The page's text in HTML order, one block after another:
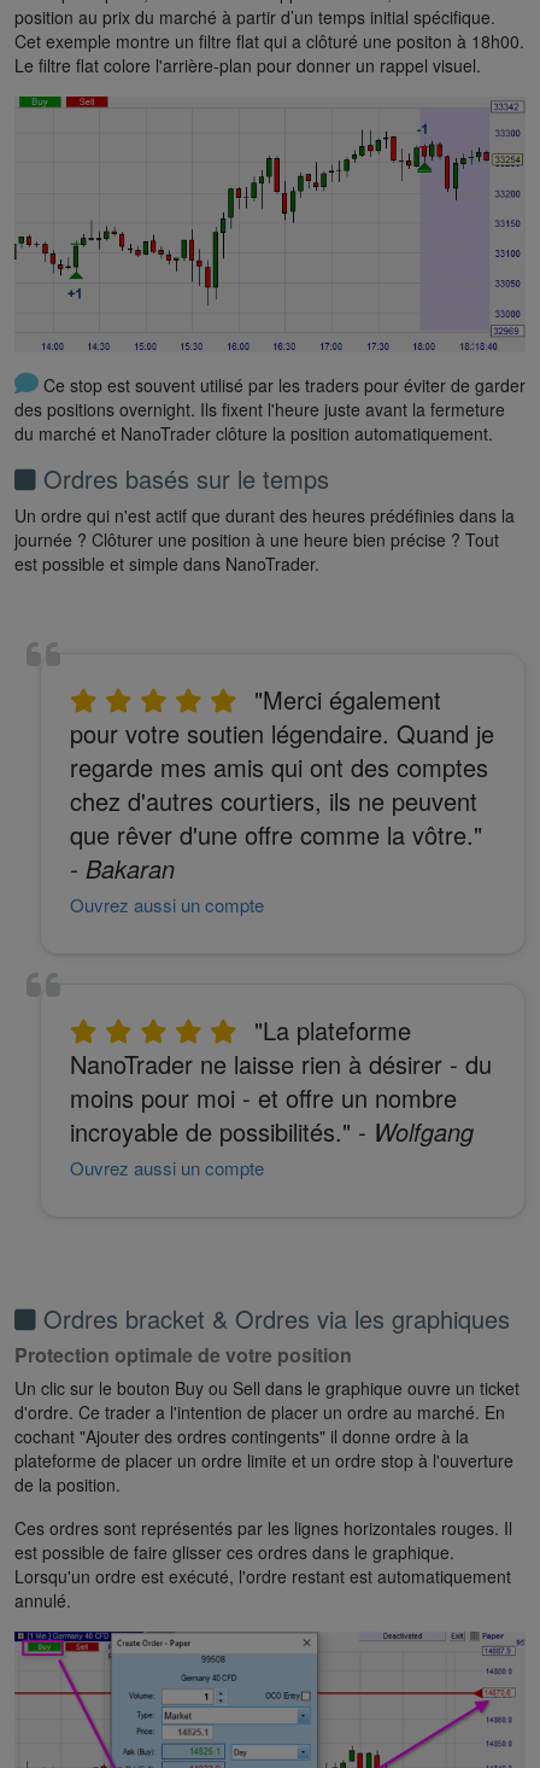
position au prix du marché à partir d’un temps initial spécifique.
Cet exemple montre un filtre flat qui a clôturé une positon à 18h00.
Le filtre flat colore l'arrière-plan pour donner un rappel visuel.
Ce stop est souvent utilisé par les traders pour éviter de garder
des positions overnight. Ils fixent l'heure juste avant la fermeture
du marché et NanoTrader clôture la position automatiquement.
Ordres basés sur le temps
Un ordre qui n'est actif que durant des heures prédéfinies dans la
journée ? Clôturer une position à une heure bien précise ? Tout
est possible et simple dans NanoTrader.
"Merci également
pour votre soutien légendaire. Quand je
regarde mes amis qui ont des comptes
chez d'autres courtiers, ils ne peuvent
que rêver d'une offre comme la vôtre."
- Bakaran
Ouvrez aussi un compte
"La plateforme
NanoTrader ne laisse rien à désirer - du
moins pour moi - et offre un nombre
incroyable de possibilités." - Wolfgang
Ouvrez aussi un compte
Ordres bracket & Ordres via les graphiques
Protection optimale de votre position
Un clic sur le bouton Buy ou Sell dans le graphique ouvre un ticket
d'ordre. Ce trader a l'intention de placer un ordre au marché. En
cochant "Ajouter des ordres contingents" il donne ordre à la
plateforme de placer un ordre limite et un ordre stop à l'ouverture
de la position.
Ces ordres sont représentés par les lignes horizontales rouges. Il
est possible de faire glisser ces ordres dans le graphique.
Lorsqu'un ordre est exécuté, l'ordre restant est automatiquement
annulé.